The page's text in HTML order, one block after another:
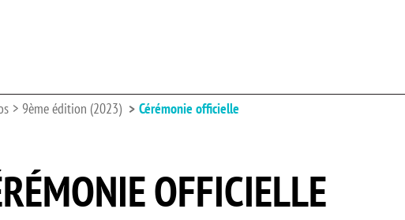
9ème édition (2023) Cérémonie officielle
OFFICIELLE